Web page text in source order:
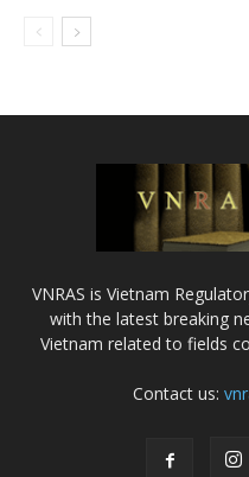
VNRAS is Vietnam
with the latest breaking
Vietnam related to fields
Contact us: